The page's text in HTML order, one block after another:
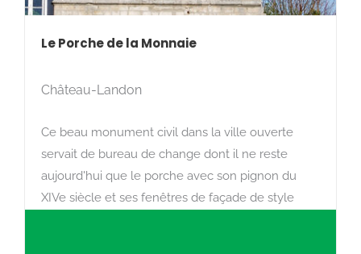
Le Porche de la Monnaie
Château-Landon
Ce beau monument civil dans la ville ouverte
servait de bureau de change dont il ne reste
aujourd'hui que le porche avec son pignon du
XIVe siècle et ses fenêtres de façade de style